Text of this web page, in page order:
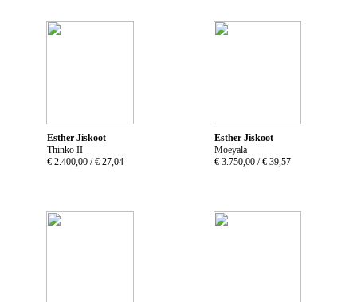
Esther Jiskoot
Thinko II
€ 2.400,00 / € 27,04
Esther Jiskoot
Moeyala
€ 3.750,00 / € 39,57